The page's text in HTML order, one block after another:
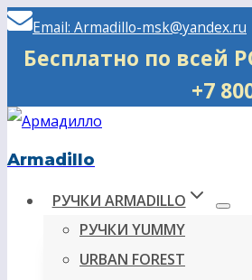
Перейти
Email: Armadillo-msk@yandex.ru
Бесплатно по
+7
Armadillo
РУЧКИ ARMADILLO
РУЧКИ YUMMY
URBAN FOREST